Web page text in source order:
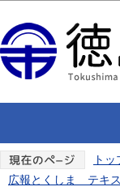
ト
広報とくしま テキス